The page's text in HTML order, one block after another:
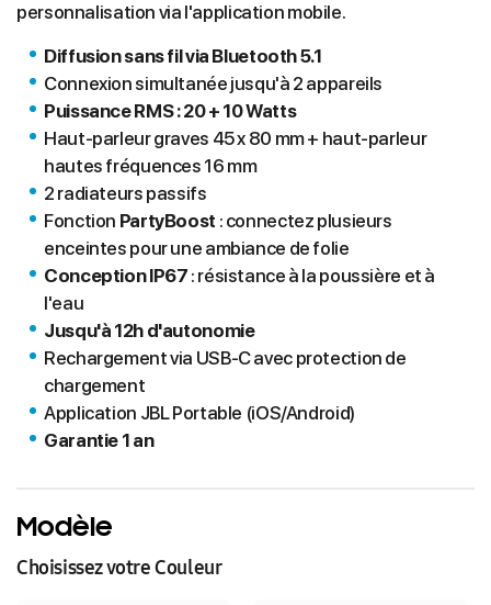
personnalisation via l'application mobile.
Diffusion sans fil via Bluetooth 5.1
Connexion simultanée jusqu'à 2 appareils
Puissance RMS : 20 + 10 Watts
Haut-parleur graves 45 x 80 mm + haut-parleur
hautes fréquences 16 mm
2 radiateurs passifs
Fonction PartyBoost : connectez plusieurs
enceintes pour une ambiance de folie
Conception IP67 : résistance à la poussière et à
l'eau
Jusqu'à 12h d'autonomie
Rechargement via USB-C avec protection de
chargement
Application JBL Portable (iOS/Android)
Garantie 1 an
Modèle
Choisissez votre Couleur